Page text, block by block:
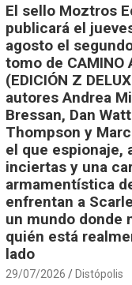
El sello Moztros
publicará el
agosto el
tomo de CAMINO
(EDICIÓN Z
autores Andrea
Bressan, Dan
Thompson y
el que espionaje,
inciertas y una
armamentística
enfrentan a
un mundo donde
quién está
lado
29/07/2026 Distópolis